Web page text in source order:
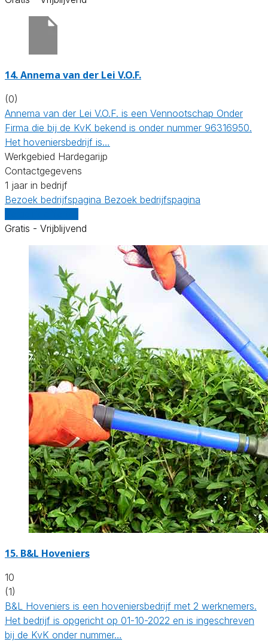
14.Annema van der Lei V.O.F.
(0)
Annema van der Lei V.O.F. is een Vennootschap Onder
Firma die bij de KvK bekend is onder nummer 96316950.
Het hoveniersbedrijf is…
Werkgebied Hardegarijp
Contactgegevens
1 jaar in bedrijf
Bezoek bedrijfspagina Bezoek bedrijfspagina
Gratis - Vrijblijvend
15. B&L Hoveniers
10
(1)
B&L Hoveniers is een hoveniersbedrijf met 2 werknemers.
Het bedrijf is opgericht op 01-10-2022 en is ingeschreven
bij de KvK onder nummer…